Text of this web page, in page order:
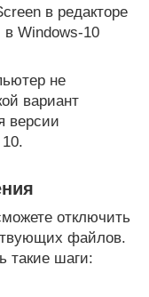
не
вариант
версии
отключить
файлов.
такие шаги: